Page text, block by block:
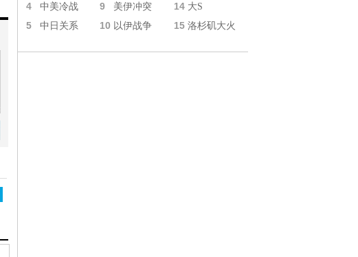
4 中美冷战 9 美伊冲突 14 大S
5 中日关系 10 以伊战争 15 洛杉矶大火